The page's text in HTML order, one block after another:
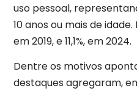
uso pessoal,
10 anos ou mais de
em 2019, e 11,1%, em 2024.
Dentre os motivos
destaques agregaram,